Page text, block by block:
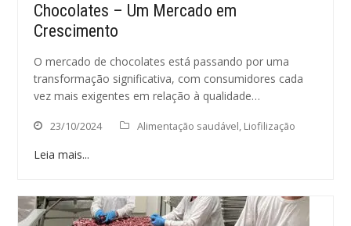
Chocolates – Um Mercado em
Crescimento
O mercado de chocolates está passando por uma
transformação significativa, com consumidores cada
vez mais exigentes em relação à qualidade…
23/10/2024 Alimentação saudável, Liofilização
Leia mais...